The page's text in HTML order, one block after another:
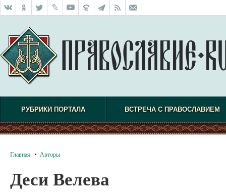
РУБРИКИ ПОРТАЛА ВСТРЕЧА С ПРАВОСЛАВИЕМ
Главная Авторы
Деси Велева